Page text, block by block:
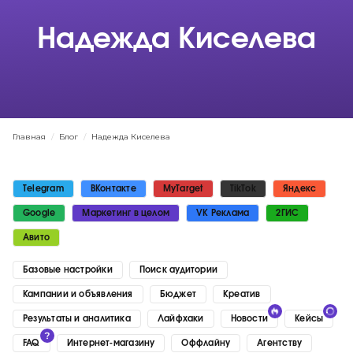
Надежда Киселева
Главная / Блог / Надежда Киселева
Telegram ВКонтакте MyTarget TikTok Яндекс
Google Маркетинг в целом VK Реклама 2ГИС
Авито
Базовые настройки Поиск аудитории
Кампании и объявления Бюджет Креатив
Результаты и аналитика Лайфхаки Новости Кейсы
FAQ Интернет-магазину Оффлайну Агентству